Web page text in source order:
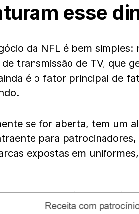
esse
da NFL é bem
transmissão de TV, que
é o fator principal de
se for aberta, tem um
para patrocinadores,
expostas em